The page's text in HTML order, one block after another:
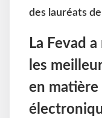
des lauréats
La Fevad
les
en matière